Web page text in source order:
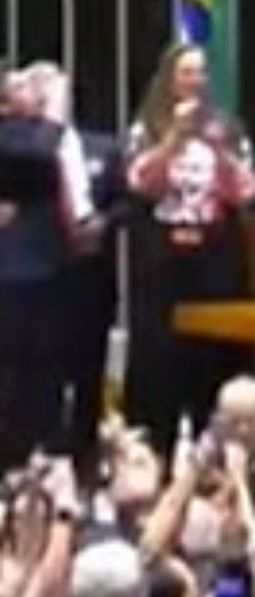
trabalhadores em diversas regiões do país. A
representação dos empregados encam